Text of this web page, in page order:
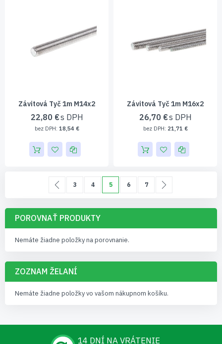
Závitová Tyč 1m M14x2
22,80 €
18,54 €
Závitová Tyč 1m M16x2
26,70 €
21,71 €
Page Page
Predchádzajúca
Page
3 Page
4 Momentálne čítate stránku
5 Page
6 Page
7
POROVNAŤ PRODUKTY
Nemáte žiadne položky na porovnanie.
ZOZNAM ŽELANÍ
Nemáte žiadne položky vo vašom nákupnom košíku.
14 DNÍ NA VRÁTENIE